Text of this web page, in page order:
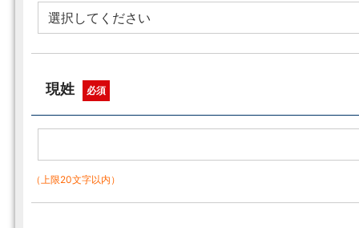
現姓 必須
（上限20文字以内）